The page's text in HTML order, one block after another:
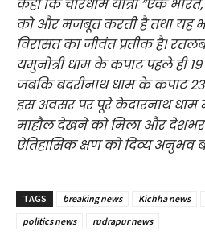
कहा कि चारधाम यात्रा “एक
को और मजबूत करती है तथा यह
विरासत का जीवंत प्रतीक है।
यमुनोत्री धाम के कपाट पहले ही
जबकि बदरीनाथ धाम के कपाट
इस अवसर पर पूरे केदारनाथ धाम
माहौल देखने को मिला और
ऐतिहासिक क्षण को दिव्य अनुभव
TAGS breaking news Kichha news
politics news
rudrapur news